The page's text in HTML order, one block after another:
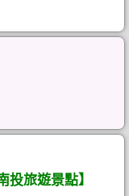
旅遊景點】